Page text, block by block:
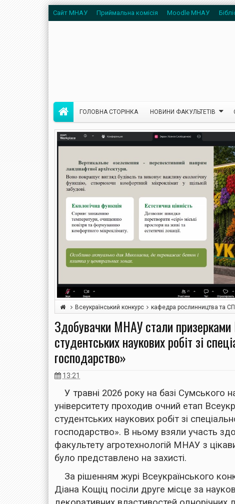
Сайт МНАУ Приймальна комісія Moodle МНАУ
ГОЛОВНА СТОРІНКА НОВИНИ ФАКУЛЬТЕТІВ
Всеукраїнський конкурс кафедра рослинництва та
Здобувачки МНАУ стали призерками
студентських наукових робіт зі
господарство»
13:21
У травні 2026 року на базі Сумського
університету проходив очний етап
студентських наукових робіт зі
господарство». В ньому взяли участь
факультету агротехнологій МНАУ з
було представлено на захисті.
За рішенням журі Всеукраїнського
Діана Кощіц посіли друге місце за